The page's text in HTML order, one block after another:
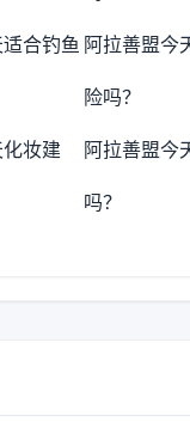
合钓鱼 阿拉善盟今
险吗？
妆建 阿拉善盟今
吗？